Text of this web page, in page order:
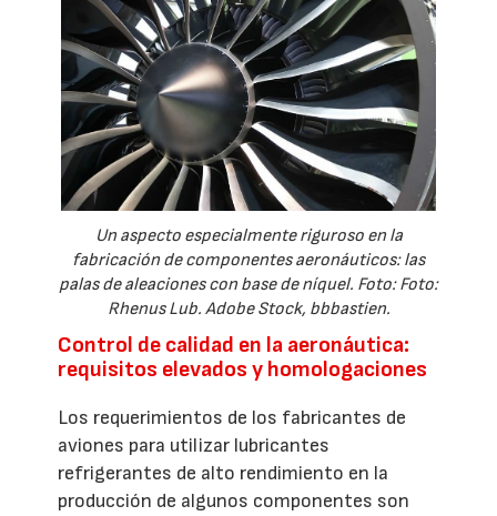
Un aspecto especialmente riguroso en la
fabricación de componentes aeronáuticos: las
palas de aleaciones con base de níquel. Foto: Foto:
Rhenus Lub. Adobe Stock, bbbastien.
Control de calidad en la aeronáutica:
requisitos elevados y homologaciones
Los requerimientos de los fabricantes de
aviones para utilizar lubricantes
refrigerantes de alto rendimiento en la
producción de algunos componentes son